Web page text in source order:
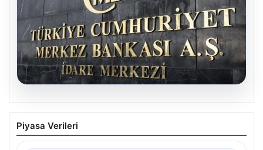
Merkez Bankası faiz kararı ne zaman?
Ekonomistlerin nisan ayı faiz beklentisi
Piyasa Verileri